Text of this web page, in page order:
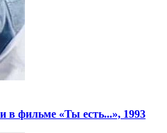
в фильме «Ты есть...», 1993